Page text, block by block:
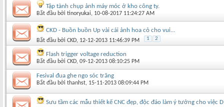
Tập tành chụp ảnh máy móc ở kho công ty.
Bắt đầu bởi tinoryukai‎, 10-08-2017 11:24:27 AM
CKD - Buồn buồn Up vài cái ảnh hoa cỏ cho vui...
Bắt đầu bởi CKD‎, 12-12-2013 11:46:39 PM 1 2
Flash trigger voltage reduction
Bắt đầu bởi CKD‎, 09-12-2013 08:10:25 PM
Fesival đua ghe ngo sóc trăng
Bắt đầu bởi thanhst‎, 15-11-2013 08:09:44 PM
Sưu tầm các mẫu thiết kế CNC đẹp, độc đáo làm ý tưởng cho việc